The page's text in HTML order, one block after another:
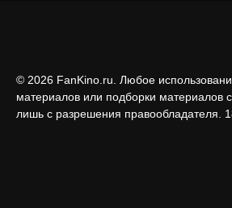
© 2026 FanKino.ru. Любое
материалов или подборки материалов
лишь с разрешения правообладателя.